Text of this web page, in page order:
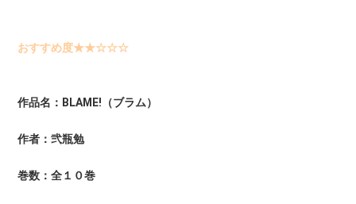
おすすめ度★★☆☆☆
作品名：BLAME!（ブラム）
作者：弐瓶勉
巻数：全１０巻